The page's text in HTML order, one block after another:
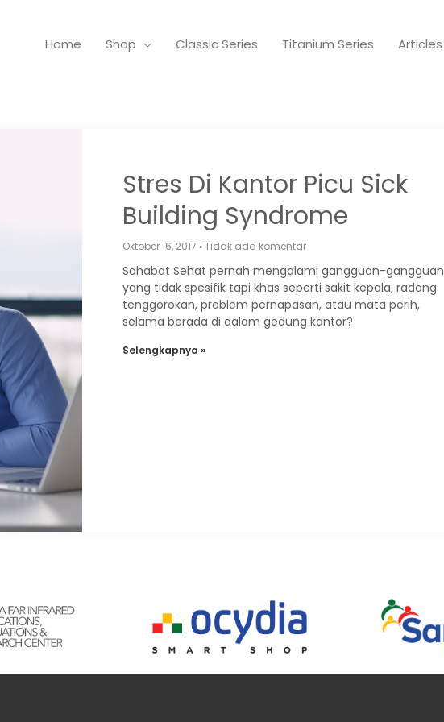
Home Shop Classic Series Titanium Series Articles
Stres Di Kantor Picu Sick
Building Syndrome
Oktober 16, 2017 Tidak ada komentar
Sahabat Sehat pernah mengalami gangguan-gangguan
yang tidak spesifik tapi khas seperti sakit kepala, radang
tenggorokan, problem pernapasan, atau mata perih,
selama berada di dalam gedung kantor?
Selengkapnya »